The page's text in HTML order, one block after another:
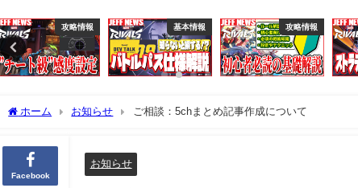
基本情報 攻略情報 攻略情報
ホーム お知らせ ご相談：5chまとめ記事作成について
Facebook
お知らせ